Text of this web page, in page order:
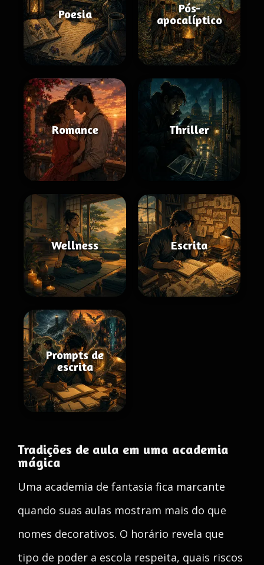
Poesia
Pós-
apocalíptico
Romance Thriller
Wellness Escrita
Prompts de
escrita
Tradições de aula em uma academia
mágica
Uma academia de fantasia fica marcante
quando suas aulas mostram mais do que
nomes decorativos. O horário revela que
tipo de poder a escola respeita, quais riscos